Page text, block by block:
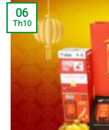
06
Th10